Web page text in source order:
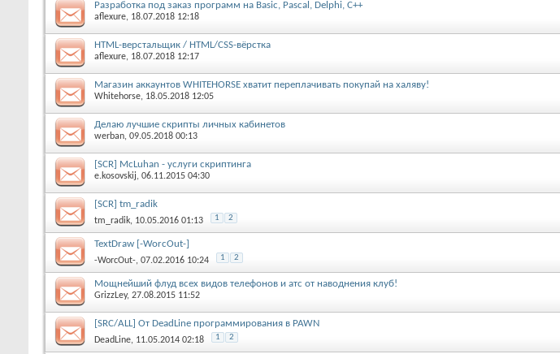
Разработка под заказ программ на Basic, Pascal, Delphi, C++
aflexure, 18.07.2018 12:18
HTML-верстальщик / HTML/CSS-вёрстка
aflexure, 18.07.2018 12:17
Магазин аккаунтов WHITEHORSE хватит переплачивать покупай на халяву!
Whitehorse, 18.05.2018 12:05
Делаю лучшие скрипты личных кабинетов
werban, 09.05.2018 00:13
[SCR] McLuhan - услуги скриптинга
e.kosovskij, 06.11.2015 04:30
[SCR] tm_radik
tm_radik, 10.05.2016 01:13 1 2
TextDraw [-WorcOut-]
-WorcOut-, 07.02.2016 10:24 1 2
Мощнейший флуд всех видов телефонов и атс от наводнения клуб!
GrizzLey, 27.08.2015 11:52
[SRC/ALL] От DeadLine программирования в PAWN
DeadLine, 11.05.2014 02:18 1 2